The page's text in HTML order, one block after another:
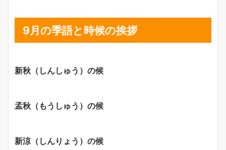
9月の季語と時候の挨拶
新秋（しんしゅう）の候
孟秋（もうしゅう）の候
新涼（しんりょう）の候